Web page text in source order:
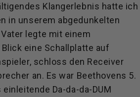
Klangerlebnis hatte ich
in unserem abgedunkelten
legte mit einem
eine Schallplatte auf
schloss den Receiver
an. Es war Beethovens 5.
Da-da-da-DUM